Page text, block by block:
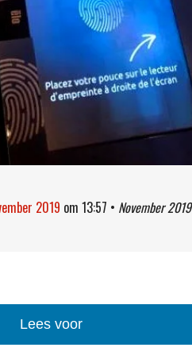
2019 om 13:57 • November 2019
Lees voor